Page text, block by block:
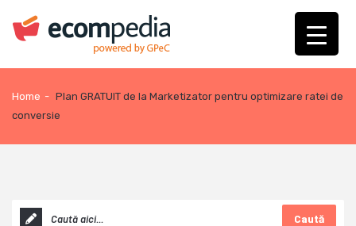
Home - Plan GRATUIT de la Marketizator pentru optimizare ratei de
conversie
Caută